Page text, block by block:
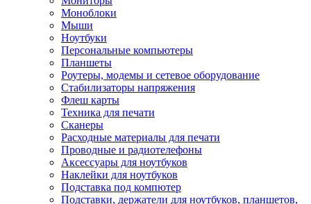
Моноблоки
Мыши
Ноутбуки
Персональные компьютеры
Планшеты
Роутеры, модемы и сетевое оборудование
Стабилизаторы напряжения
Флеш карты
Техника для печати
Сканеры
Расходные материалы для печати
Проводные и радиотелефоны
Аксессуары для ноутбуков
Наклейки для ноутбуков
Подставка под компютер
Подставки, держатели для ноутбуков, планшетов,